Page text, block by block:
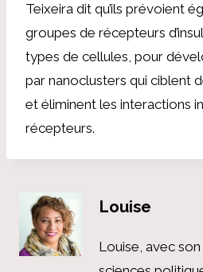
Teixeira dit qu’ils prévoient
groupes de récepteurs
types de cellules, pour
par nanoclusters qui ciblent
et éliminent les interactions
récepteurs.
Louise
Louise, avec